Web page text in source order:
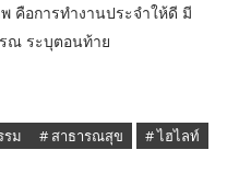
คือการทำงานประจำให้ดี มี
ณ ระบุตอนท้าย
รม​ # สาธารณสุข # ​​ไฮไลท์